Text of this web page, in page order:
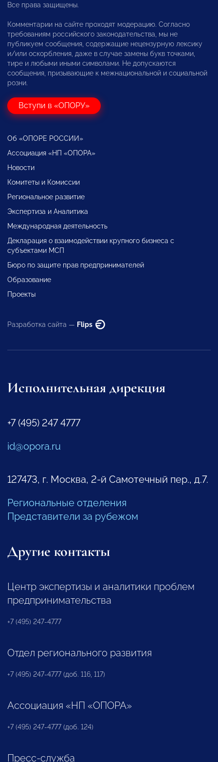
Все права защищены.
Комментарии на сайте проходят модерацию. Согласно
требованиям российского законодательства, мы не
публикуем сообщения, содержащие нецензурную лексику
и/или оскорбления, даже в случае замены букв точками,
тире и любыми иными символами. Не допускаются
сообщения, призывающие к межнациональной и социальной
розни.
Вступи в «ОПОРУ»
Об «ОПОРЕ РОССИИ»
Ассоциация «НП «ОПОРА»
Новости
Комитеты и Комиссии
Региональное развитие
Экспертиза и Аналитика
Международная деятельность
Декларация о взаимодействии крупного бизнеса с
субъектами МСП
Бюро по защите прав предпринимателей
Образование
Проекты
Разработка сайта — Flips
Исполнительная дирекция
+7 (495) 247 4777
id@opora.ru
127473, г. Москва, 2-й Самотечный пер., д.7.
Региональные отделения
Представители за рубежом
Другие контакты
Центр экспертизы и аналитики проблем
предпринимательства
+7 (495) 247-4777
Отдел регионального развития
+7 (495) 247-4777 (доб. 116, 117)
Ассоциация «НП «ОПОРА»
+7 (495) 247-4777 (доб. 124)
Пресс-служба